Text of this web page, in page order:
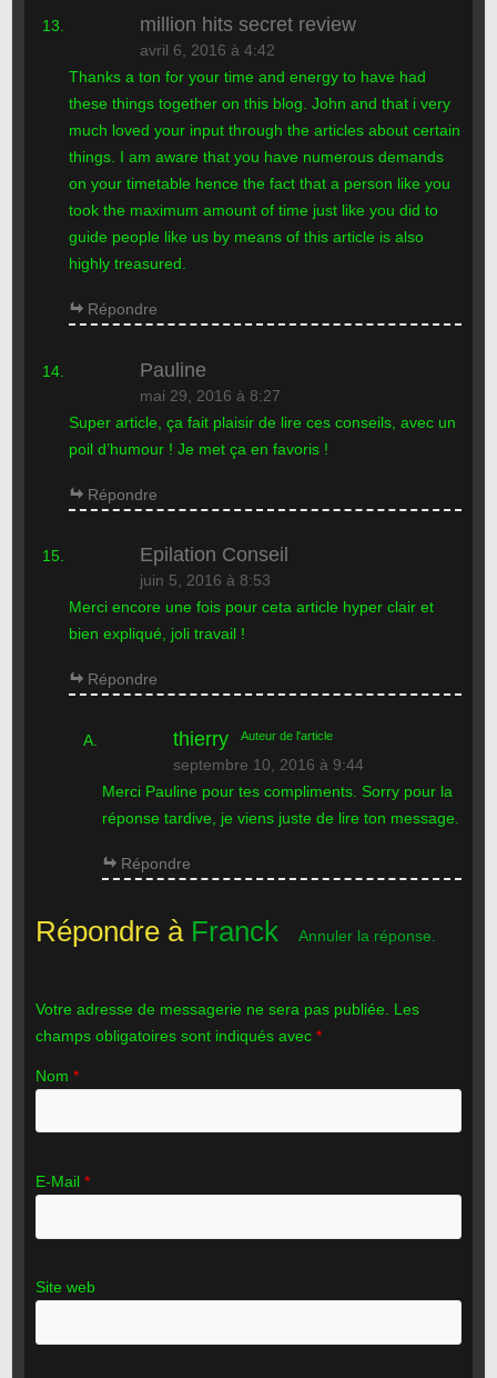
million hits secret review
avril 6, 2016 à 4:42
Thanks a ton for your time and energy to have had
these things together on this blog. John and that i very
much loved your input through the articles about certain
things. I am aware that you have numerous demands
on your timetable hence the fact that a person like you
took the maximum amount of time just like you did to
guide people like us by means of this article is also
highly treasured.
Répondre
Pauline
mai 29, 2016 à 8:27
Super article, ça fait plaisir de lire ces conseils, avec un
poil d’humour ! Je met ça en favoris !
Répondre
Epilation Conseil
juin 5, 2016 à 8:53
Merci encore une fois pour ceta article hyper clair et
bien expliqué, joli travail !
Répondre
thierry Auteur de l'article
septembre 10, 2016 à 9:44
Merci Pauline pour tes compliments. Sorry pour la
réponse tardive, je viens juste de lire ton message.
Répondre
Répondre à Franck Annuler la réponse.
Votre adresse de messagerie ne sera pas publiée. Les
champs obligatoires sont indiqués avec *
Nom *
E-Mail *
Site web